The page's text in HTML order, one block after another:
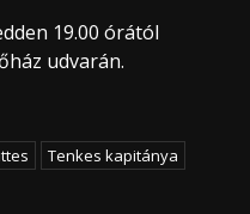
19.00 órától
udvarán.
Tenkes kapitánya